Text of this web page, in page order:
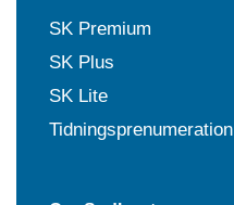
SK Premium
SK Plus
SK Lite
Tidningsprenumeration